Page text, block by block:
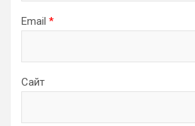
Email *
Сайт